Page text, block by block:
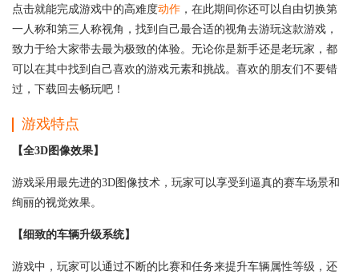
点击就能完成游戏中的高难度动作 ，在此期间你还可以自由切换第
一人称和第三人称视角，找到自己最合适的视角去游玩这款游戏，
致力于给大家带去最为极致的体验。无论你是新手还是老玩家，都
可以在其中找到自己喜欢的游戏元素和挑战。喜欢的朋友们不要错
过，下载回去畅玩吧！
游戏特点
【全3D图像效果】
游戏采用最先进的3D图像技术，玩家可以享受到逼真的赛车场景和
绚丽的视觉效果。
【细致的车辆升级系统】
游戏中，玩家可以通过不断的比赛和任务来提升车辆属性等级，还